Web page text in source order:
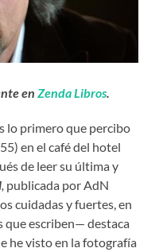
en Zenda Libros
lo primero que percibo
en el café del hotel
de leer su última y
publicada por AdN
cuidadas y fuertes, en
que escriben— destaca
he visto en la fotografía